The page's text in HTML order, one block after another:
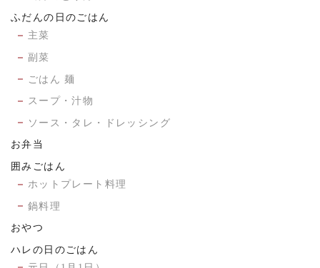
ふだんの日のごはん
主菜
副菜
ごはん 麺
スープ・汁物
ソース・タレ・ドレッシング
お弁当
囲みごはん
ホットプレート料理
鍋料理
おやつ
ハレの日のごはん